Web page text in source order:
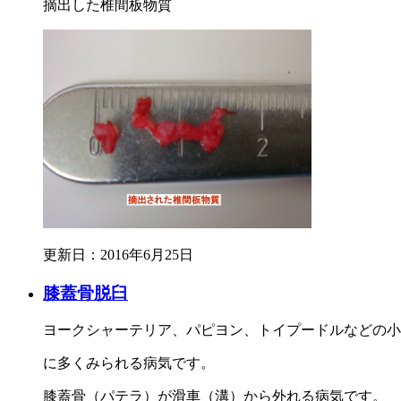
摘出した椎間板物質
更新日：2016年6月25日
膝蓋骨脱臼
ヨークシャーテリア、パピヨン、トイプードルなどの
に多くみられる病気です。
膝蓋骨（パテラ）が滑車（溝）から外れる病気です。